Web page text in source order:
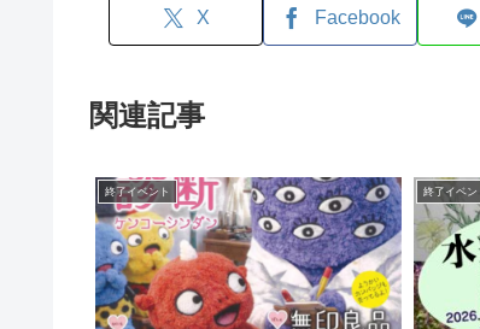
X Facebook
関連記事
終了イベント 終了イベン